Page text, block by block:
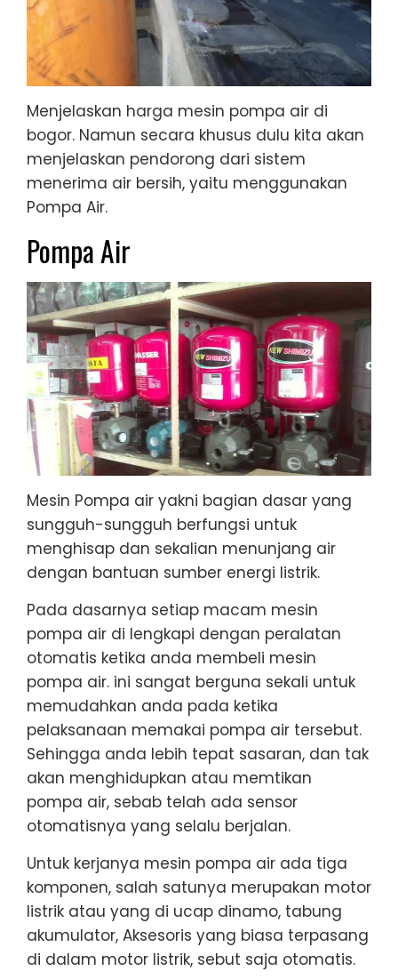
Menjelaskan harga mesin pompa air di
bogor. Namun secara khusus dulu kita akan
menjelaskan pendorong dari sistem
menerima air bersih, yaitu menggunakan
Pompa Air.
Pompa Air
Mesin Pompa air yakni bagian dasar yang
sungguh-sungguh berfungsi untuk
menghisap dan sekalian menunjang air
dengan bantuan sumber energi listrik.
Pada dasarnya setiap macam mesin
pompa air di lengkapi dengan peralatan
otomatis ketika anda membeli mesin
pompa air. ini sangat berguna sekali untuk
memudahkan anda pada ketika
pelaksanaan memakai pompa air tersebut.
Sehingga anda lebih tepat sasaran, dan tak
akan menghidupkan atau memtikan
pompa air, sebab telah ada sensor
otomatisnya yang selalu berjalan.
Untuk kerjanya mesin pompa air ada tiga
komponen, salah satunya merupakan motor
listrik atau yang di ucap dinamo, tabung
akumulator, Aksesoris yang biasa terpasang
di dalam motor listrik, sebut saja otomatis.